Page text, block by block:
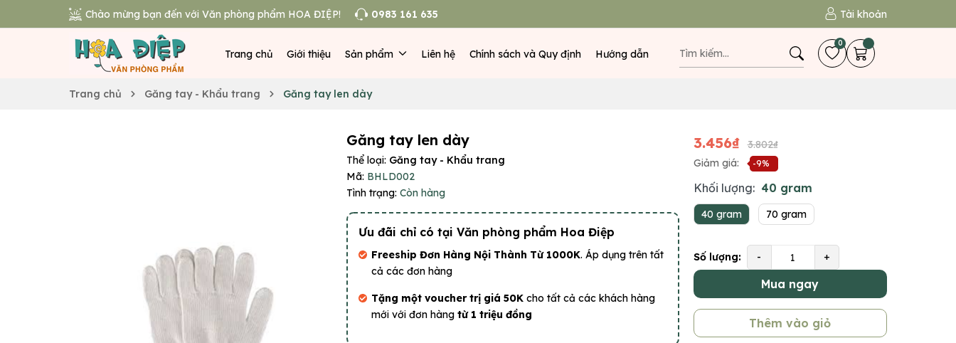
Chào mừng bạn đến với Văn phòng phẩm HOA ĐIỆP! 0983 161 635 Tài khoản
Trang chủ Giới thiệu Sản phẩm Liên hệ Chính sách và Quy định Hướng dẫn
0
Trang chủ Găng tay - Khẩu trang Găng tay len dày
Găng tay len dày
Thể loại: Găng tay - Khẩu trang
Mã: BHLD002
Tình trạng: Còn hàng
Ưu đãi chỉ có tại Văn phòng phẩm Hoa Điệp
Freeship Đơn Hàng Nội Thành Từ 1000K. Áp dụng trên tất
cả các đơn hàng
Tặng một voucher trị giá 50K cho tất cả các khách hàng
mới với đơn hàng từ 1 triệu đồng
3.456₫
3.802₫
Giảm giá:
-9%
Khối lượng: 40 gram
40 gram 70 gram
Số lượng: - +
Mua ngay
Thêm vào giỏ